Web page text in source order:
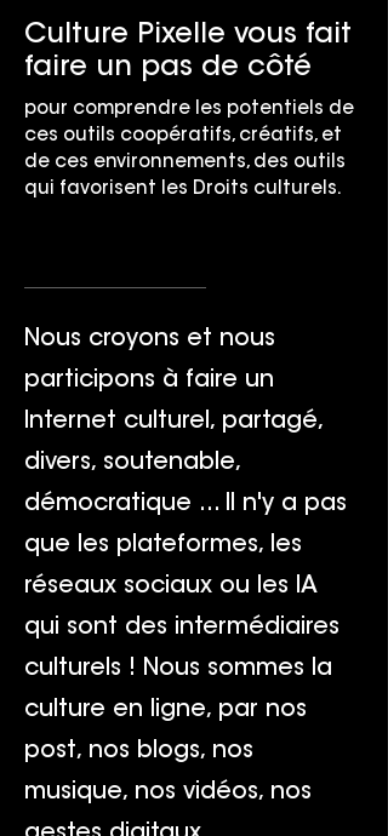
Culture Pixelle vous fait
faire un pas de côté
pour comprendre les potentiels de
ces outils coopératifs, créatifs, et
de ces environnements, des outils
qui favorisent les Droits culturels.
Nous croyons et nous
participons à faire un
Internet culturel, partagé,
divers, soutenable,
démocratique ... Il n'y a pas
que les plateformes, les
réseaux sociaux ou les IA
qui sont des intermédiaires
culturels ! Nous sommes la
culture en ligne, par nos
post, nos blogs, nos
musique, nos vidéos, nos